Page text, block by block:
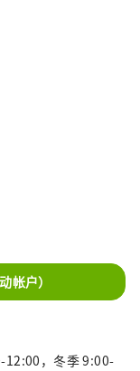
户）
12:00，冬季 9:00-